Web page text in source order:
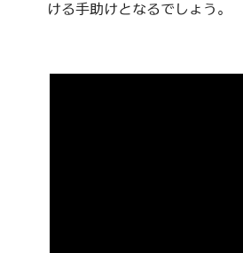
ける手助けとなるでしょう。